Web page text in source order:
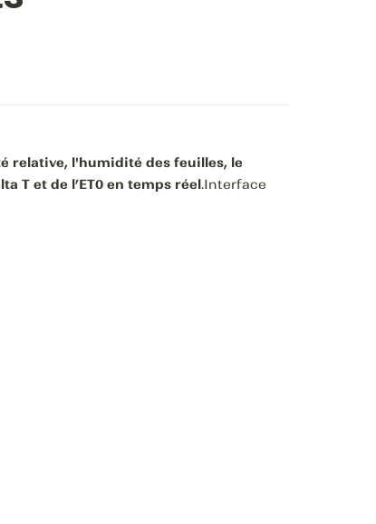
relative, l'humidité des feuilles, le
T et de l’ET0 en temps réel.Interface